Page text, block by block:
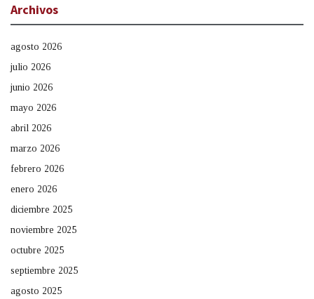
Archivos
agosto 2026
julio 2026
junio 2026
mayo 2026
abril 2026
marzo 2026
febrero 2026
enero 2026
diciembre 2025
noviembre 2025
octubre 2025
septiembre 2025
agosto 2025